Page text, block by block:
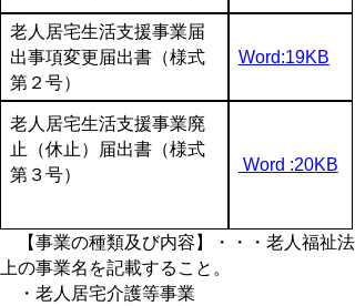
老人居宅生活支援事業届
出事項変更届出書（様式
第２号）
Word:19KB
老人居宅生活支援事業廃
止（休止）届出書（様式
第３号）
Word :20KB
【事業の種類及び内容】・・・老人福祉法
上の事業名を記載すること。
・老人居宅介護等事業